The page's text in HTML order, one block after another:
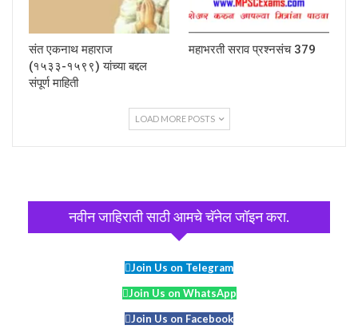
संत एकनाथ महाराज
(१५३३-१५९९) यांच्या बद्दल
संपूर्ण माहिती
महाभरती सराव प्रश्नसंच 379
LOAD MORE POSTS
नवीन जाहिराती साठी आमचे चॅनेल जॉइन करा.
Join Us on Telegram
Join Us on WhatsApp
Join Us on Facebook